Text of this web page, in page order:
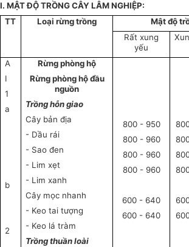
I. MẬT ĐỘ TRỒNG CÂY LÂM NGHIỆP:
TT
Loại rừng trồng
Mật độ
Rất xung
yếu
A
I
1
a
b
2
Rừng phòng hộ
Rừng phòng hộ đầu
nguồn
Trồng hỗn giao
Cây bản địa
- Dầu rái
- Sao đen
- Lim xẹt
- Lim xanh
Cây mọc nhanh
- Keo tai tượng
- Keo lá tràm
Trồng thuần loài
800 - 950
800 - 960
800 - 960
800 - 960
600 - 640
600 - 640